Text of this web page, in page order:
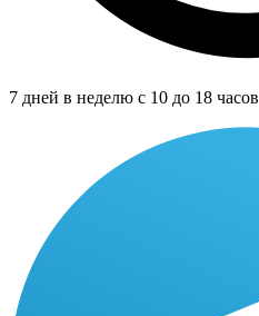
7 дней в неделю с 10 до 18 часов